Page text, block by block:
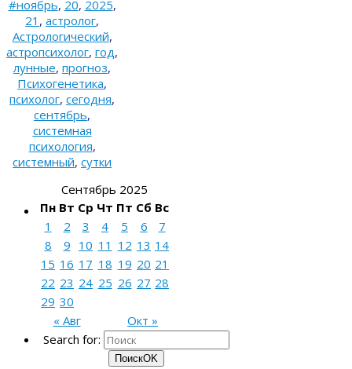
#ноябрь, 20, 2025,
21 , астролог,
Астрологический,
астропсихолог, год,
лунные, прогноз,
Психогенетика,
психолог, сегодня,
сентябрь,
системная
психология,
системный, сутки
Сентябрь 2025
Пн Вт Ср Чт Пт Сб Вс
« Авг Окт »
1 2 3 4 5 6
7
8
9 10 11 12 13 14
15 16 17 18 19 20 21
22 23 24 25 26 27 28
29 30
Search for:
ПоискOK